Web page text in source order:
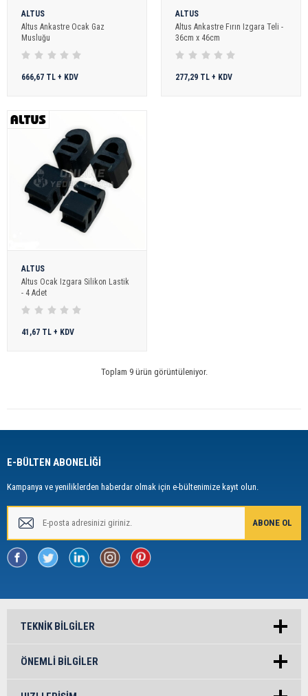
ALTUS
Altus Ankastre Ocak Gaz
Musluğu
666,67 TL + KDV
ALTUS
Altus Ankastre Fırın Izgara Teli -
36cm x 46cm
277,29 TL + KDV
ALTUS
Altus Ocak Izgara Silikon Lastik
- 4 Adet
41,67 TL + KDV
Toplam 9 ürün görüntüleniyor.
E-BÜLTEN ABONELİĞİ
Kampanya ve yeniliklerden haberdar olmak için e-bültenimize kayıt olun.
TEKNIK BILGILER
ÖNEMLI BILGILER